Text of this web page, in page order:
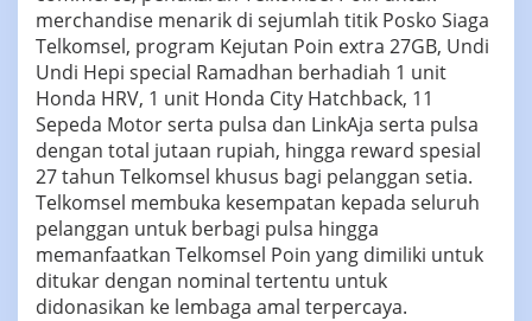
merchandise menarik di sejumlah titik Posko Siaga
Telkomsel, program Kejutan Poin extra 27GB, Undi
Undi Hepi special Ramadhan berhadiah 1 unit
Honda HRV, 1 unit Honda City Hatchback, 11
Sepeda Motor serta pulsa dan LinkAja serta pulsa
dengan total jutaan rupiah, hingga reward spesial
27 tahun Telkomsel khusus bagi pelanggan setia.
Telkomsel membuka kesempatan kepada seluruh
pelanggan untuk berbagi pulsa hingga
memanfaatkan Telkomsel Poin yang dimiliki untuk
ditukar dengan nominal tertentu untuk
didonasikan ke lembaga amal terpercaya.